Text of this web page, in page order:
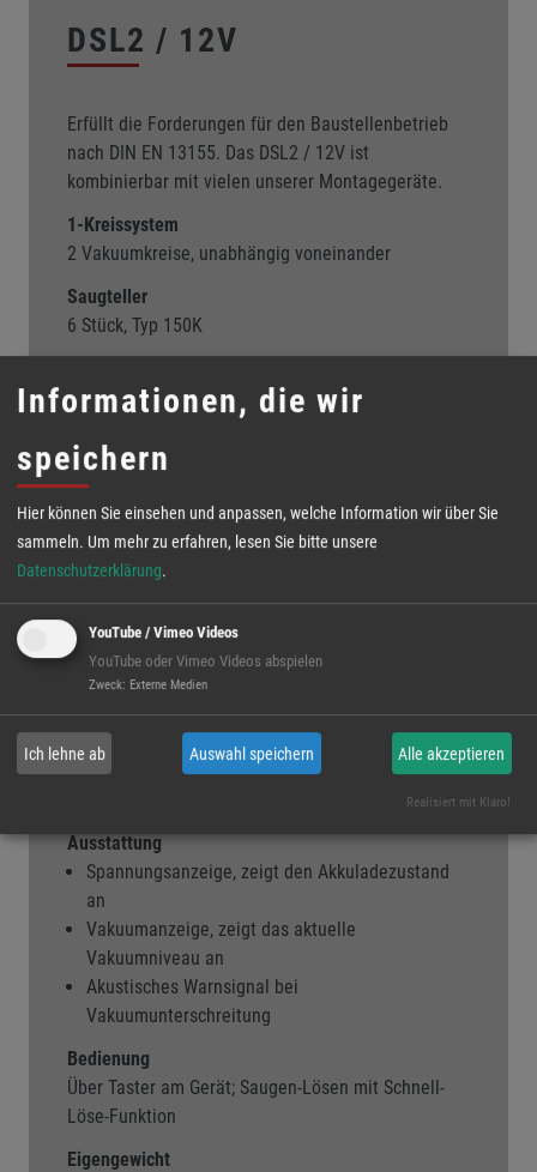
DSL2 / 12V
Erfüllt die Forderungen für den Baustellenbetrieb
nach DIN EN 13155. Das DSL2 / 12V ist
kombinierbar mit vielen unserer Montagegeräte.
1-Kreissystem
2 Vakuumkreise, unabhängig voneinander
Saugteller
6 Stück, Typ 150K
4 Stück
Tragfähigkeit
150 kg mit 2 Saugtellern, ohne Verbreiterungen;
Verbreiterungen; 450 kg mit 6 Saugtellern, mit
Verbreiterungen
Drehen
360° manuell, alle 45° verriegelbar
Schwenken
Energieversorgung
12 V Akku netzunabhängig mit integriertem
Ausstattung
Spannungsanzeige, zeigt den Akkuladezustand
an
Vakuumanzeige, zeigt das aktuelle
Vakuumniveau an
Akustisches Warnsignal bei
Vakuumunterschreitung
Bedienung
Über Taster am Gerät; Saugen-Lösen mit Schnell-
Löse-Funktion
Eigengewicht
Informationen, die wir
speichern
Hier können Sie einsehen und anpassen, welche Information wir über Sie
sammeln. Um mehr zu erfahren, lesen Sie bitte unsere
Datenschutzerklärung.
YouTube / Vimeo Videos
YouTube oder Vimeo Videos abspielen
Zweck: Externe Medien
Ich lehne ab Auswahl speichern Alle akzeptieren
Realisiert mit Klaro!